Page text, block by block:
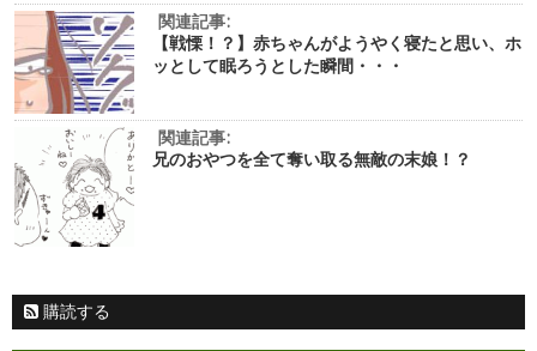
関連記事:
【戦慄！？】赤ちゃんがようやく寝たと思い、ホ
ッとして眠ろうとした瞬間・・・
関連記事:
兄のおやつを全て奪い取る無敵の末娘！？
購読する